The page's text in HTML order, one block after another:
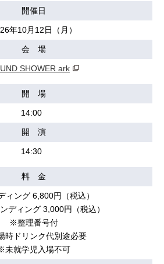
開催日
年10月12日（月）
会 場
SHOWER ark
開 場
14:00
開 演
14:30
料 金
ィング 6,800円（税込）
ディング 3,000円（税込）
※整理番号付
時ドリンク代別途必要
未就学児入場不可